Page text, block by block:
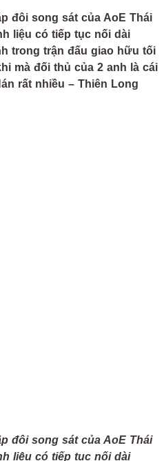
đôi song sát của AoE Thái
liệu có tiếp tục nối dài
trong trận đấu giao hữu tối
mà đối thủ của 2 anh là cái
rất nhiều – Thiên Long
đôi song sát của AoE Thái
liệu có tiếp tục nối dài